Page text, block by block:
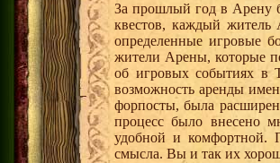
За прошлый год в Арену
квестов, каждый житель
определенные игровые
жители Арены, которые
об игровых событиях в
возможность аренды
форпосты, была
процесс было внесено
удобной и комфортной.
смысла. Вы и так их